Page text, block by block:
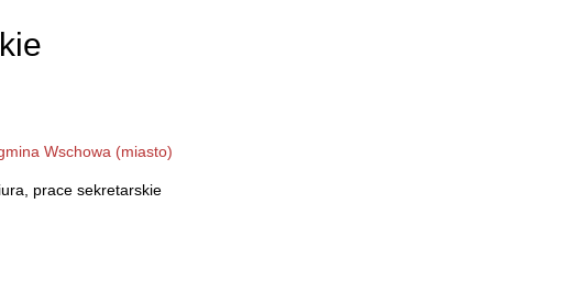
Wschowa (miasto)
prace sekretarskie